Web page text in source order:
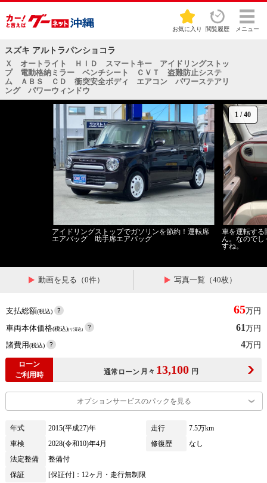
お気に入り 閲覧履歴 メニュー
スズキ アルトラパンショコラ
Ｘ オートライト ＨＩＤ スマートキー アイドリングストッ
プ 電動格納ミラー ベンチシート ＣＶＴ 盗難防止システ
ム ＡＢＳ ＣＤ 衝突安全ボディ エアコン パワーステアリ
ング パワーウィンドウ
1 /40
アイドリングストップでガソリンを節約！運転席
エアバッグ 助手席エアバッグ
車を運転する
ん。なので
すね。
動画を見る（0件） 写真一覧（40枚）
支払総額(税込) 65万円
車両本体価格(税込)(リ済込) 61万円
諸費用(税込) 4万円
ローン
ご利用時
通常ローン 月々 13,100 円
オプションサービスのパックを見る
年式 2015(平成27)年 走行
7.5万km
車検
2028(令和10)年4月 修復歴
なし
法定整備
整備付
保証
[保証付]：12ヶ月・走行無制限